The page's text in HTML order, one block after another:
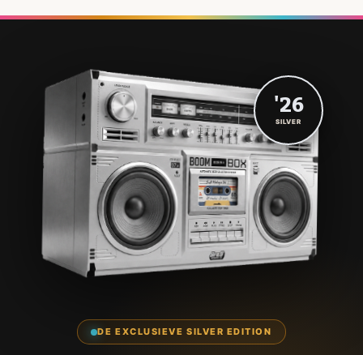
DE EXCLUSIEVE SILVER EDITION
'26
SILVER